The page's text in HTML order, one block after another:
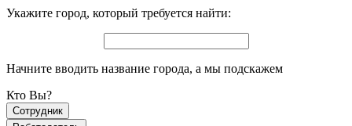
Укажите город, который требуется найти:
Начните вводить название города, а мы подскажем
Кто Вы?
Сотрудник